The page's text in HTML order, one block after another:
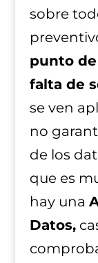
sobre
punto
falta de
se ven
no
de los
que es
hay una
Datos,